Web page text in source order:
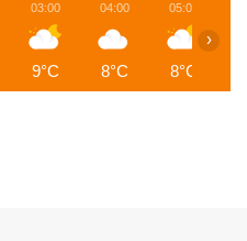
03:00
9°C
04:00
8°C
05:00
8°C
›